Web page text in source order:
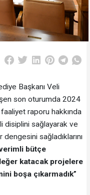
Başkanı Veli
son oturumda 2024
faaliyet raporu hakkında
disiplini sağlayarak ve
sağladıklarını
bütçe
katacak projelere
boşa çıkarmadık”